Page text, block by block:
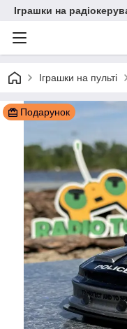
Іграшки на
Іграшки на пульті
Подарунок